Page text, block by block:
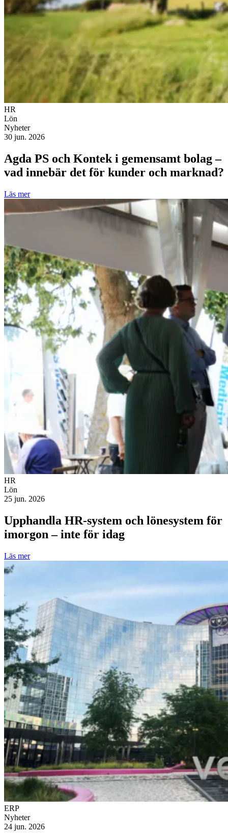
HR
Lön
Nyheter
30 jun. 2026
Agda PS och Kontek i gemensamt bolag –
vad innebär det för kunder och marknad?
Läs mer
HR
Lön
25 jun. 2026
Upphandla HR-system och lönesystem för
imorgon – inte för idag
Läs mer
ERP
Nyheter
24 jun. 2026